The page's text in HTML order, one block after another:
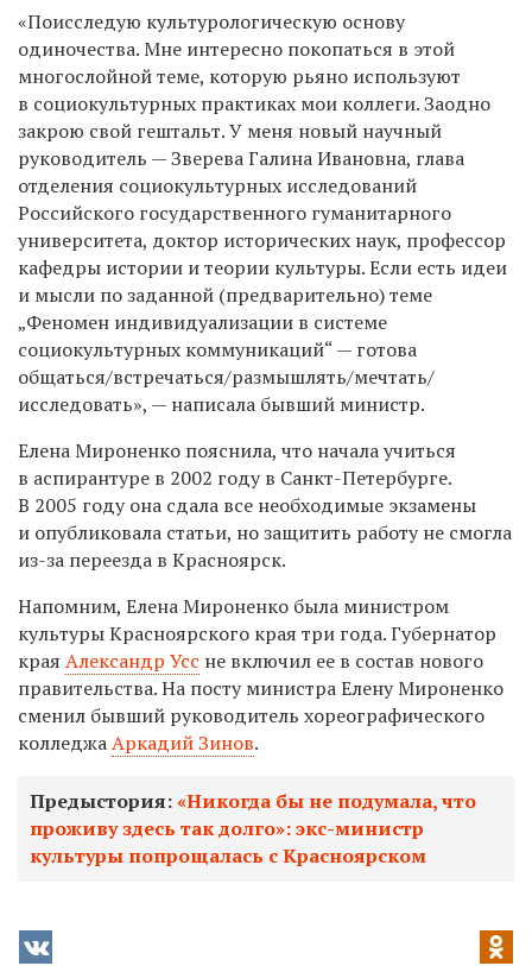
«Поисследую культурологическую основу
одиночества. Мне интересно покопаться в этой
многослойной теме, которую рьяно используют
в социокультурных практиках мои коллеги. Заодно
закрою свой гештальт. У меня новый научный
руководитель — Зверева Галина Ивановна, глава
отделения социокультурных исследований
Российского государственного гуманитарного
университета, доктор исторических наук, профессор
кафедры истории и теории культуры.Если есть идеи
и мысли по заданной (предварительно) теме
„Феномен индивидуализации в системе
социокультурных коммуникаций“ — готова
общаться/встречаться/размышлять/мечтать/
исследовать», — написала бывший министр.
Елена Мироненко пояснила, что начала учиться
в аспирантуре в 2002 году в Санкт-Петербурге.
В 2005 году она сдала все необходимые экзамены
и опубликовала статьи, но защитить работу не смогла
из-за переезда в Красноярск.
Напомним, Елена Мироненко была министром
культуры Красноярского края три года. Губернатор
края Александр Усс не включил ее в состав нового
правительства. На посту министра Елену Мироненко
сменил бывший руководитель хореографического
колледжаАркадий Зинов.
Предыстория:«Никогда бы не подумала, что
проживу здесь так долго»: экс-министр
культуры попрощалась с Красноярском